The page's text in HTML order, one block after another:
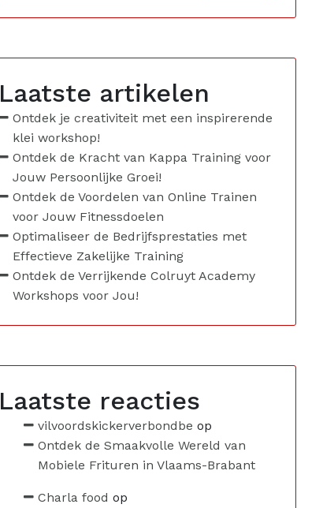
Laatste artikelen
Ontdek je creativiteit met een inspirerende
klei workshop!
Ontdek de Kracht van Kappa Training voor
Jouw Persoonlijke Groei!
Ontdek de Voordelen van Online Trainen
voor Jouw Fitnessdoelen
Optimaliseer de Bedrijfsprestaties met
Effectieve Zakelijke Training
Ontdek de Verrijkende Colruyt Academy
Workshops voor Jou!
Laatste reacties
vilvoordskickerverbondbe op
Ontdek de Smaakvolle Wereld van
Mobiele Frituren in Vlaams-Brabant
Charla food op